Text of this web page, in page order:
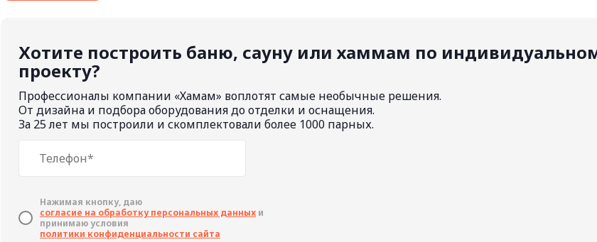
Хотите построить баню, сауну или хаммам по
проекту?
Профессионалы компании «Хамам» воплотят самые необычные решения.
От дизайна и подбора оборудования до отделки и оснащения.
За 25 лет мы построили и скомплектовали более 1000 парных.
Нажимая кнопку, даю
cогласие на обработку персональных данных и
принимаю условия
политики конфиденциальности сайта